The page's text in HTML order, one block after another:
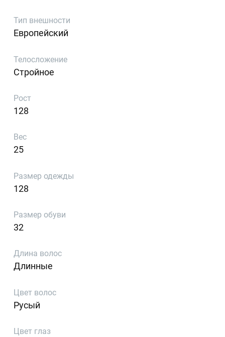
Тип внешности
Европейский
Телосложение
Стройное
Рост
128
Вес
25
Размер одежды
128
Размер обуви
32
Длина волос
Длинные
Цвет волос
Русый
Цвет глаз